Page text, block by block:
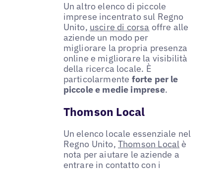
Un altro elenco di piccole
imprese incentrato sul Regno
Unito, uscire di corsa offre alle
aziende un modo per
migliorare la propria presenza
online e migliorare la visibilità
della ricerca locale. È
particolarmente forte per le
piccole e medie imprese.
Thomson Local
Un elenco locale essenziale nel
Regno Unito, Thomson Local è
nota per aiutare le aziende a
entrare in contatto con i